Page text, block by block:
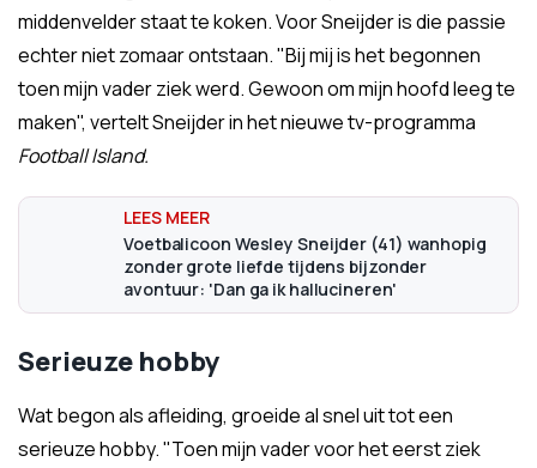
middenvelder staat te koken. Voor Sneijder is die passie
echter niet zomaar ontstaan. "Bij mij is het begonnen
toen mijn vader ziek werd. Gewoon om mijn hoofd leeg te
maken", vertelt Sneijder in het nieuwe tv-programma
Football Island.
Voetbalicoon Wesley Sneijder (41) wanhopig
zonder grote liefde tijdens bijzonder
avontuur: 'Dan ga ik hallucineren'
Serieuze hobby
Wat begon als afleiding, groeide al snel uit tot een
serieuze hobby. "Toen mijn vader voor het eerst ziek